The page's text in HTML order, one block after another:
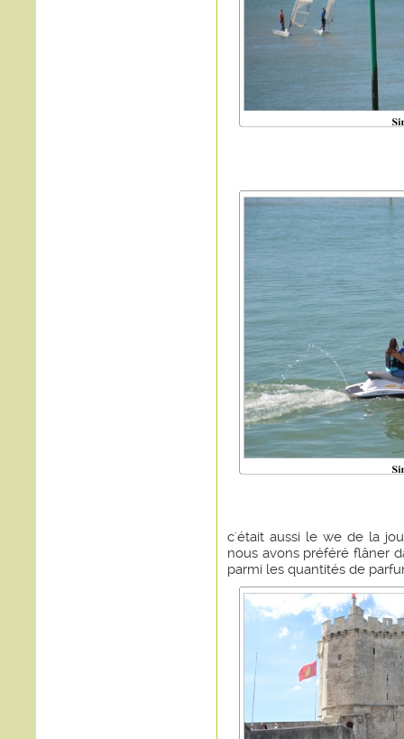
c'était aussi le we de la
nous avons préféré flâner
parmi les quantités de